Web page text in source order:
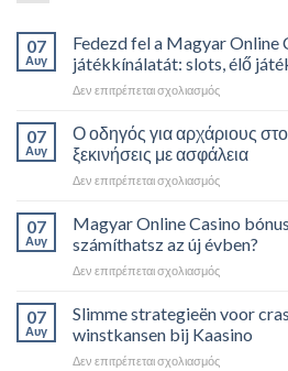
07
Αυγ
Fedezd fel a Magyar Online
játékkínálatát: slots, élő
Δεν επιτρέπεται σχολιασμός
07
Αυγ
Ο οδηγός για αρχάριους
ξεκινήσεις με ασφάλεια
Δεν επιτρέπεται σχολιασμός
07
Αυγ
Magyar Online Casino
számíthatsz az új évben?
Δεν επιτρέπεται σχολιασμός
07
Αυγ
Slimme strategieën voor
winstkansen bij Kaasino
Δεν επιτρέπεται σχολιασμός